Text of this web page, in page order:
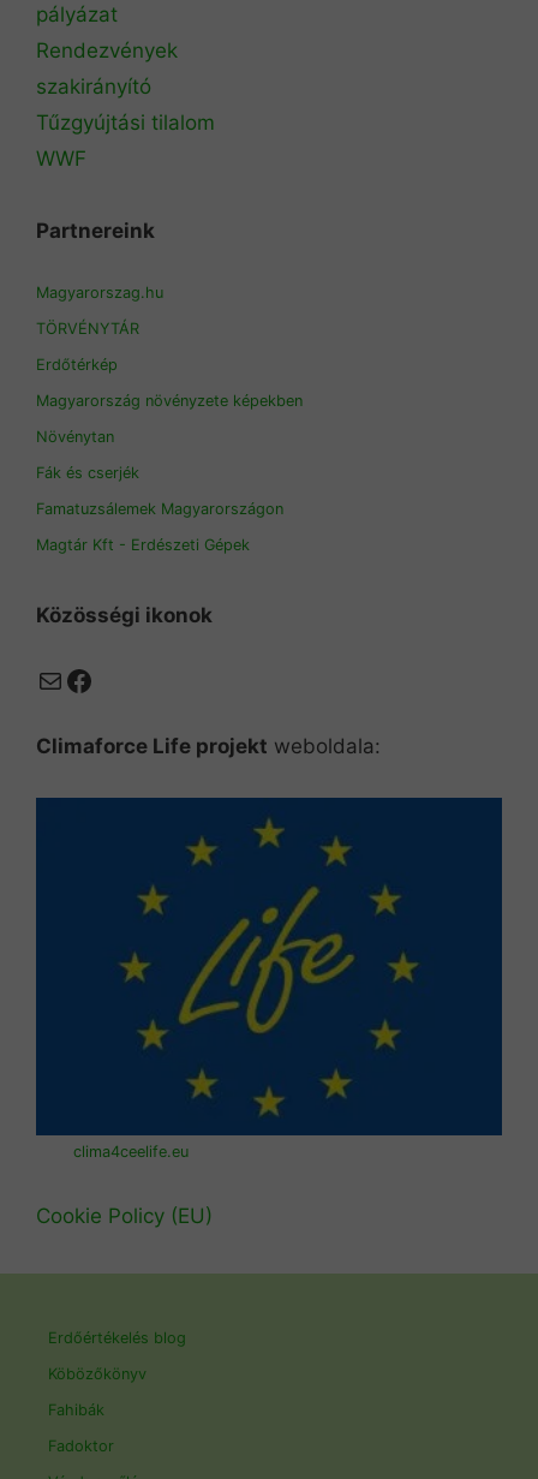
pályázat
Rendezvények
szakirányító
Tűzgyújtási tilalom
WWF
Partnereink
Magyarorszag.hu
TÖRVÉNYTÁR
Erdőtérkép
Magyarország növényzete képekben
Növénytan
Fák és cserjék
Famatuzsálemek Magyarországon
Magtár Kft - Erdészeti Gépek
Közösségi ikonok
MailFacebook
Climaforce Life projekt weboldala:
clima4ceelife.eu
Cookie Policy (EU)
Erdőértékelés blog
Köbözőkönyv
Fahibák
Fadoktor